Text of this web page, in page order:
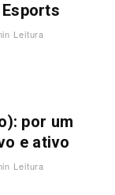
Esports
Leitura
por um
e ativo
Leitura